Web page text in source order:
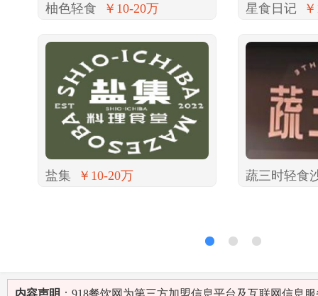
柚色轻食 ￥10-20万 星食日记
盐集 ￥10-20万 蔬三时轻食
内容声明 ：918餐饮网为第三方加盟信息平台及互联网信息